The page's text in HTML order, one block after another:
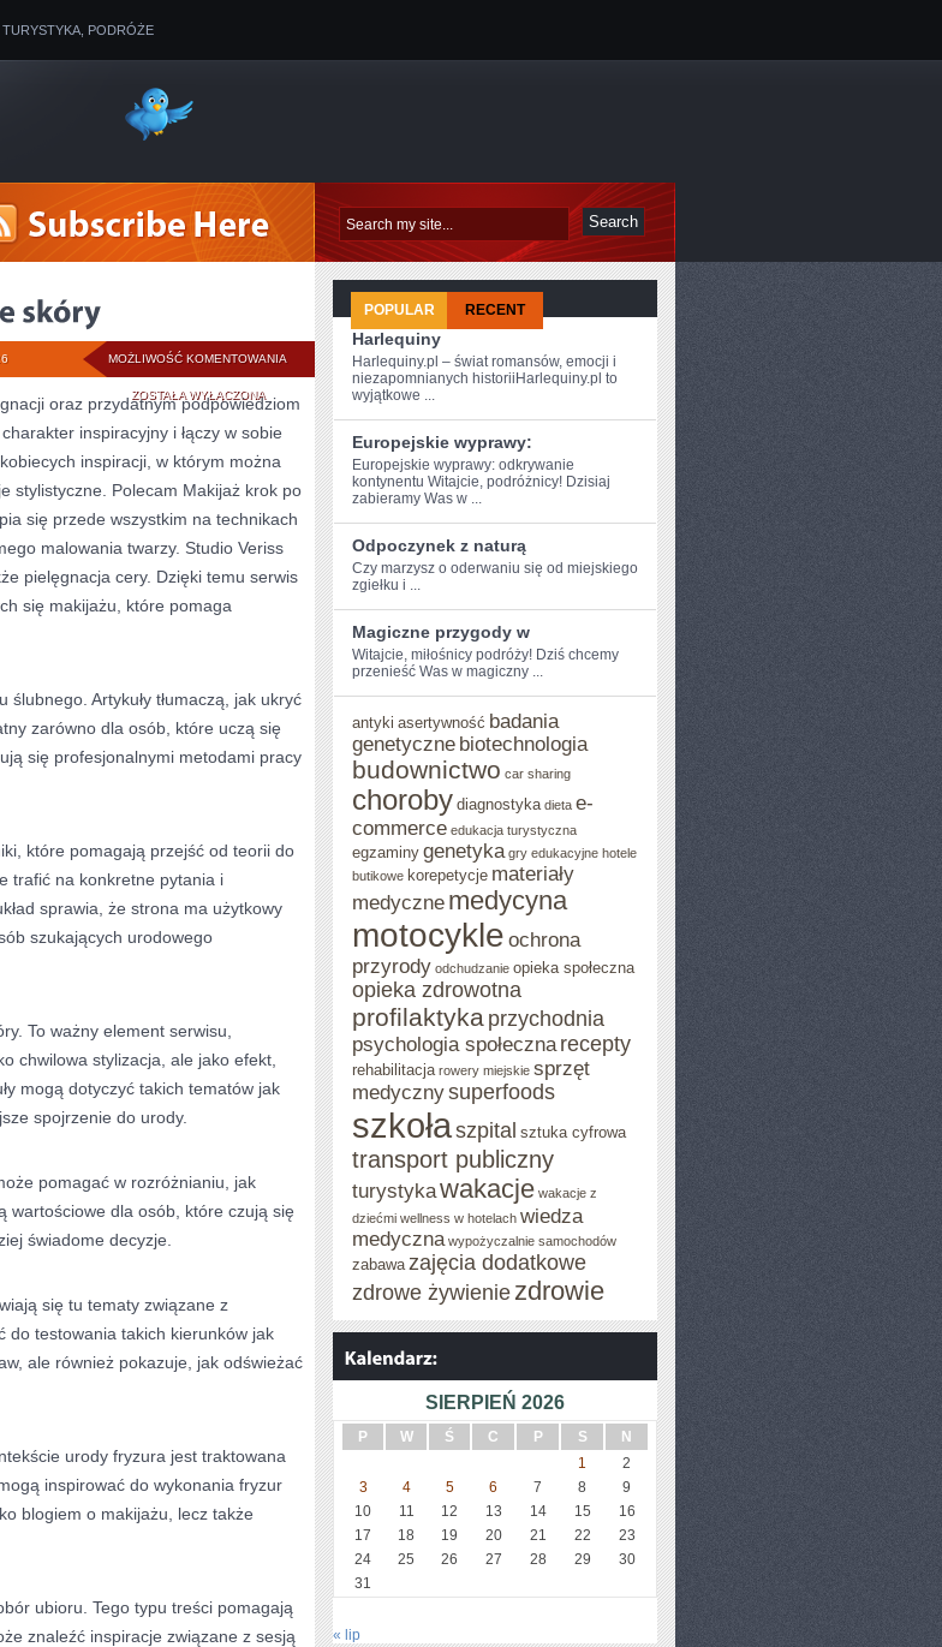
TURYSTYKA, PODRÓŻE
MOŻLIWOŚĆ KOMENTOWANIA PIELĘGNACJA
PRZYGOTOWANIE
SKÓRY
ZOSTAŁA WYŁĄCZONA
oraz przydatnym podpowiedziom
inspiracyjny i łączy w sobie
inspiracji, w którym można
stylistyczne. Polecam Makijaż krok po
się przede wszystkim na technikach
malowania twarzy. Studio Veriss
pielęgnacja cery. Dzięki temu serwis
się makijażu, które pomaga
Artykuły tłumaczą, jak ukryć
zarówno dla osób, które uczą się
się profesjonalnymi metodami pracy
które pomagają przejść od teorii do
trafić na konkretne pytania i
sprawia, że strona ma użytkowy
szukających urodowego
To ważny element serwisu,
chwilowa stylizacja, ale jako efekt,
mogą dotyczyć takich tematów jak
spojrzenie do urody.
pomagać w rozróżnianiu, jak
wartościowe dla osób, które czują się
świadome decyzje.
się tu tematy związane z
do testowania takich kierunków jak
ale również pokazuje, jak odświeżać
urody fryzura jest traktowana
inspirować do wykonania fryzur
blogiem o makijażu, lecz także
ubioru. Tego typu treści pomagają
znaleźć inspiracje związane z sesją
POPULAR RECENT
Harlequiny
Harlequiny.pl – świat romansów, emocji i
niezapomnianych historiiHarlequiny.pl to
wyjątkowe ...
Europejskie wyprawy:
Europejskie wyprawy: ⁣odkrywanie
kontynentu Witajcie, podróżnicy! Dzisiaj
zabieramy Was w ...
Odpoczynek z naturą
Czy marzysz o oderwaniu ​się od miejskiego
zgiełku i ...
Magiczne przygody w
Witajcie, miłośnicy ​podróży! Dziś chcemy⁢
przenieść Was w magiczny ...
antyki asertywność badania
genetyczne biotechnologia
budownictwo car sharing
choroby diagnostyka dieta e-
commerce edukacja turystyczna
egzaminy genetyka gry edukacyjne hotele
butikowe korepetycje materiały
medyczne medycyna
motocykle ochrona
przyrody odchudzanie opieka społeczna
opieka zdrowotna
profilaktyka przychodnia
psychologia społeczna recepty
rehabilitacja rowery miejskie sprzęt
medycznysuperfoods
szkołaszpital sztuka cyfrowa
transport publiczny
turystykawakacje wakacje z
dziećmi wellness w hotelach wiedza
medyczna wypożyczalnie samochodów
zabawa zajęcia dodatkowe
zdrowe żywienie zdrowie
SIERPIEŃ 2026
P W Ś C P S
N
1
2
3
4 5 6 7 8
9
10
11 12 13 14 15
16
17
18 19 20 21 22
23
24
25 26 27 28 29
30
31
« lip